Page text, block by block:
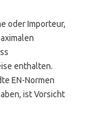
oder Importeur,
enthalten.
EN-Normen
ist Vorsicht